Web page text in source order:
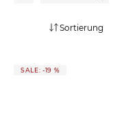
SALE: -19 %